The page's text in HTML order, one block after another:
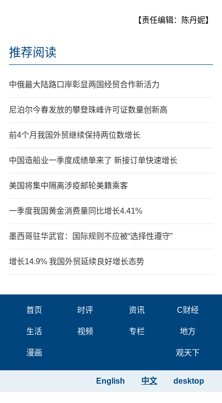
【责任编辑：陈丹妮】
推荐阅读
中俄最大陆路口岸彰显两国经贸合作新活力
尼泊尔今春发放的攀登珠峰许可证数量创新高
前4个月我国外贸继续保持两位数增长
中国造船业一季度成绩单来了 新接订单快速增长
美国将集中隔离涉疫邮轮美籍乘客
一季度我国黄金消费量同比增长4.41%
墨西哥驻华武官：国际规则不应被“选择性遵守”
增长14.9% 我国外贸延续良好增长态势
首页 时评 资讯 C财经
生活 视频 专栏 地方
漫画 观天下
desktop
中文
English